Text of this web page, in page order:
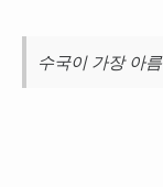
수국이 가장 아